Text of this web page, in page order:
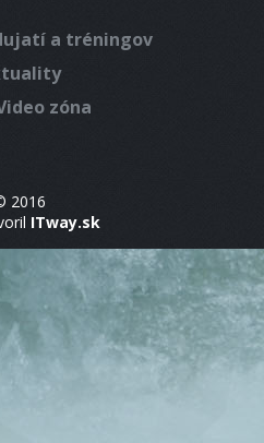
a tréningov
zóna
2016
ITway.sk